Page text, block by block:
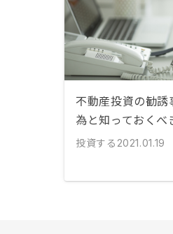
不動産投資の勧
為と知っておくべ
投資する 2021.01.19